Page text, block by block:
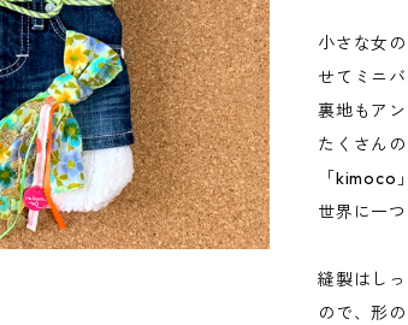
小さな女
せてミニ
裏地もア
たくさん
「kimoco
世界に一
縫製はし
ので、形